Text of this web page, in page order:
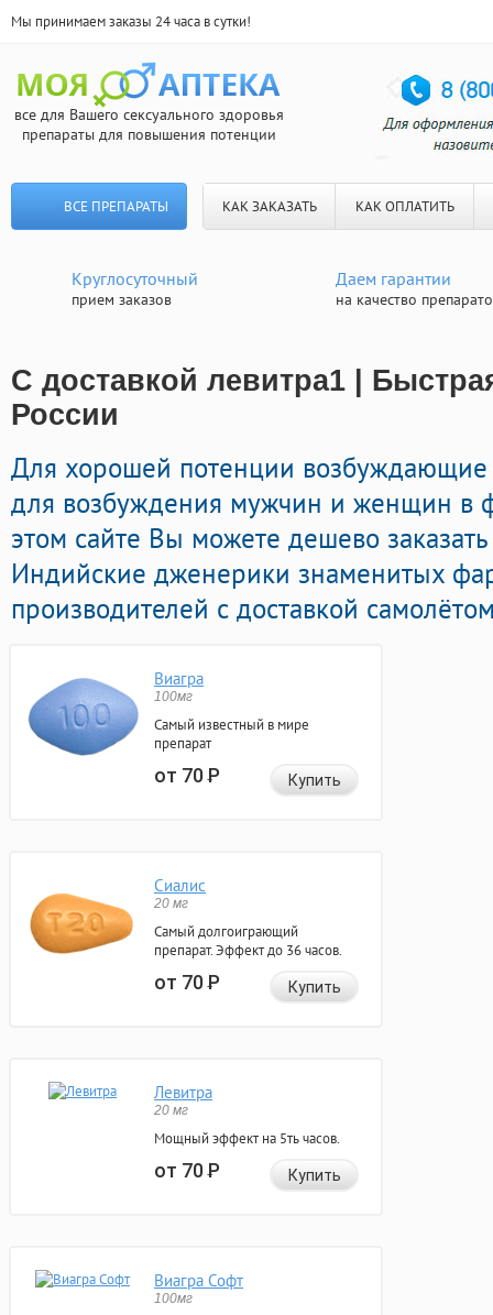
Мы принимаем заказы 24 часа в сутки!
все для Вашего сексуального здоровья
препараты для повышения потенции
ВСЕ ПРЕПАРАТЫ КАК ЗАКАЗАТЬ КАК ОПЛАТИТЬ
Круглосуточный
прием заказов
Даем гарантии
на качество
С доставкой левитра1 |
России
Для хорошей потенции возбуждающие
для возбуждения мужчин и женщин в
этом сайте Вы можете дешево
Индийские дженерики знаменитых
производителей с доставкой
Виагра
100мг
Самый известный в мире
препарат
от 70Р Купить
Сиалис
20 мг
Самый долгоиграющий
препарат. Эффект до 36 часов.
от 70Р Купить
Левитра
20 мг
Мощный эффект на 5ть часов.
от 70Р Купить
Виагра Софт
100мг